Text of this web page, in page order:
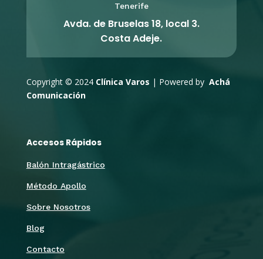
Tenerife
Avda. de Bruselas 18, local 3.
Costa Adeje.
Copyright © 2024 Clínica Varos | Powered by Achá
Comunicación
Accesos Rápidos
Balón Intragástrico
Método Apollo
Sobre Nosotros
Blog
Contacto